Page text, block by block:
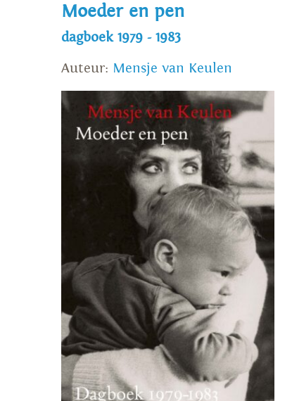
Moeder en pen
dagboek 1979 - 1983
Auteur: Mensje van Keulen